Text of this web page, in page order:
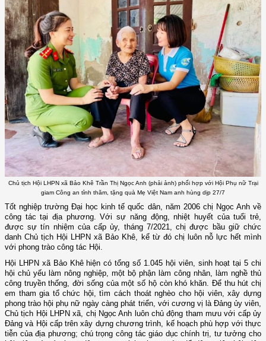
Chủ tịch Hội LHPN xã Bảo Khê Trần Thị Ngọc Anh (phải ảnh) phối hợp với Hội Phụ nữ Trại
giam Công an tỉnh thăm, tặng quà Mẹ Việt Nam anh hùng dịp 27/7
Tốt nghiệp trường Đại học kinh tế quốc dân, năm 2006 chị Ngọc Anh về
công tác tại địa phương. Với sự năng động, nhiệt huyết của tuổi trẻ,
được sự tín nhiệm của cấp ủy, tháng 7/2021, chị được bầu giữ chức
danh Chủ tịch Hội LHPN xã Bảo Khê, kể từ đó chị luôn nỗ lực hết mình
với phong trào công tác Hội.
Hội LHPN xã Bảo Khê hiện có tổng số 1.045 hội viên, sinh hoạt tại 5 chi
hội chủ yếu làm nông nghiệp, một bộ phận làm công nhân, làm nghề thủ
công truyền thống, đời sống của một số hộ còn khó khăn. Để thu hút chị
em tham gia tổ chức hội, tìm cách thoát nghèo cho hội viên, xây dựng
phong trào hội phụ nữ ngày càng phát triển, với cương vị là Đảng ủy viên,
Chủ tịch Hội LHPN xã, chị Ngọc Anh luôn chủ động tham mưu với cấp ủy
Đảng và Hội cấp trên xây dựng chương trình, kế hoạch phù hợp với thực
tiễn của địa phương; chú trọng công tác giáo dục chính trị, tư tưởng cho